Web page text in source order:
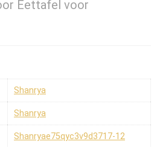
Eettafel voor
‎Shanrya
‎Shanrya
‎Shanryae75qyc3v9d3717-12